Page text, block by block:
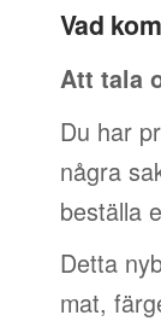
Vad
Att tala
Du har
några
beställa
Detta
mat,